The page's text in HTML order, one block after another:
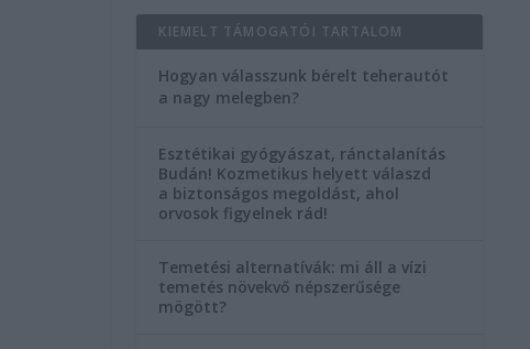
KIEMELT TÁMOGATÓI TARTALOM
Hogyan válasszunk bérelt teherautót
a nagy melegben?
Esztétikai gyógyászat, ránctalanítás
Budán! Kozmetikus helyett válaszd
a biztonságos megoldást, ahol
orvosok figyelnek rád!
Temetési alternatívák: mi áll a vízi
temetés növekvő népszerűsége
mögött?